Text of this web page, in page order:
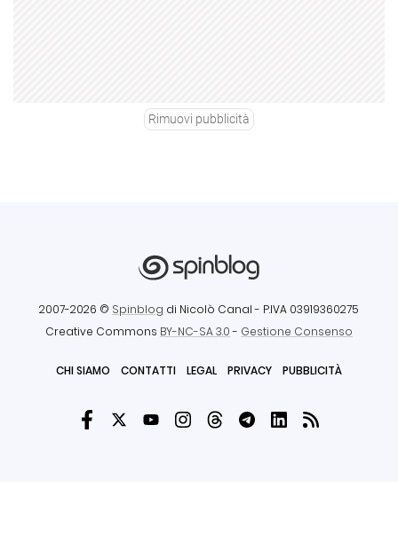
Rimuovi pubblicità
2007-2026 © Spinblog di Nicolò Canal - P.IVA 03919360275
Creative Commons BY-NC-SA 3.0- Gestione Consenso
CHI SIAMO CONTATTI LEGAL PRIVACY PUBBLICITÀ